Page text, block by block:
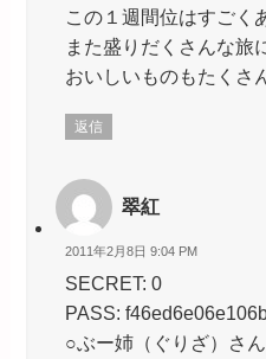
この１週間位はすごく
また盛りだくさんな旅
おいしいものもたくさ
返信
翠紅
2011年2月8日 9:04 PM
SECRET: 0
PASS:
○ぶー姉（ぐりざ）さん